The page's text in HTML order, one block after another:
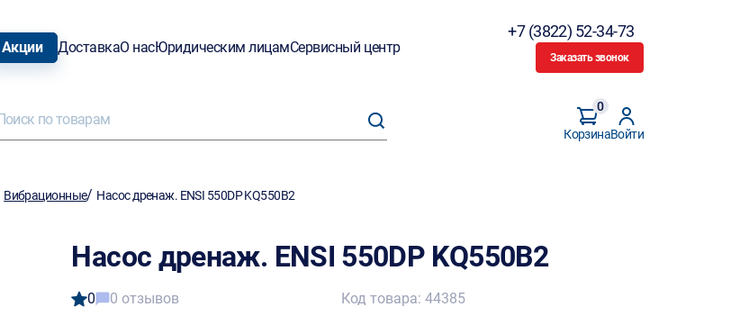
Акции ДоставкаО насЮридическим лицамСервисный центр
+7 (3822) 52-34-73
Заказать звонок
Корзина
0
Войти
Вибрационные/ Насос дренаж. ENSI 550DP KQ550B2
Насос дренаж. ENSI 550DP KQ550B2
0 0 отзывов Код товара: 44385